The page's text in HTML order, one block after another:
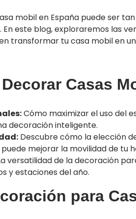
mobil en España puede ser
este blog, exploraremos las
transformar tu casa mobil en
Casas
Cómo maximizar el uso del
decoración inteligente.
Descubre cómo la elección
mejorar la movilidad de tu
versatilidad de la decoración
y estaciones del año.
para